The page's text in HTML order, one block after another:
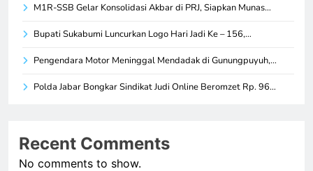
M1R-SSB Gelar Konsolidasi Akbar di PRJ, Siapkan Munas…
Bupati Sukabumi Luncurkan Logo Hari Jadi Ke – 156,…
Pengendara Motor Meninggal Mendadak di Gunungpuyuh,…
Polda Jabar Bongkar Sindikat Judi Online Beromzet Rp. 96…
Recent Comments
No comments to show.